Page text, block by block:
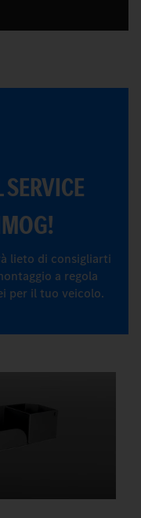
lieto di consigliarti
a regola
per il tuo veicolo.